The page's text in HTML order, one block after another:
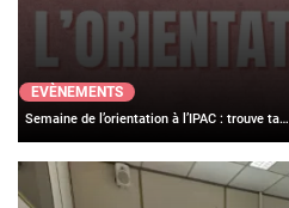
EVÈNEMENTS
Semaine de l’orientation à l’IPAC : trouve ta…